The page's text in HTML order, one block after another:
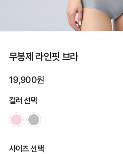
무봉제 라인핏 브라
19,900원
컬러 선택
사이즈 선택